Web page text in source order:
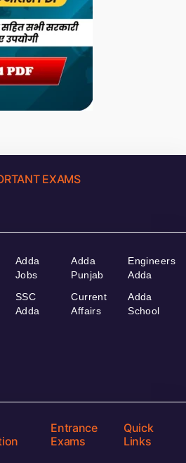
EXAMS
Adda
Jobs
SSC
Adda
Adda
Punjab
Current
Affairs
Engineers
Adda
Adda
School
Entrance
Exams
Quick
Links